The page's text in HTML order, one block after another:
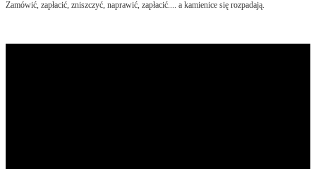
Zamówić, zapłacić, zniszczyć, naprawić, zapłacić.... a kamienice się rozpadają.